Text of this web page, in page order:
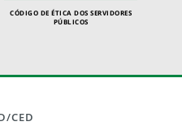
CÓDIGO DE ÉTICA DOS SERVIDORES
PÚBLICOS
CED